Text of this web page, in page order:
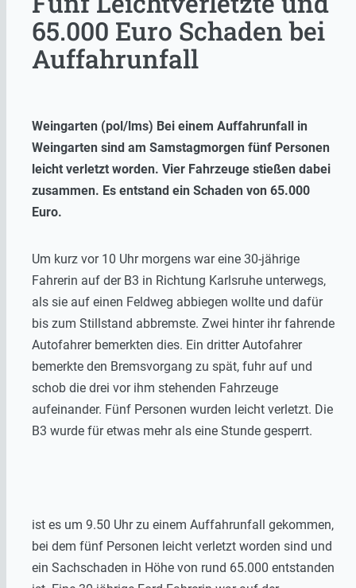
65.000 Euro Schaden bei
Auffahrunfall
Weingarten (pol/lms) Bei einem Auffahrunfall in
Weingarten sind am Samstagmorgen fünf Personen
leicht verletzt worden. Vier Fahrzeuge stießen dabei
zusammen. Es entstand ein Schaden von 65.000
Euro.
Um kurz vor 10 Uhr morgens war eine 30-jährige
Fahrerin auf der B3 in Richtung Karlsruhe unterwegs,
als sie auf einen Feldweg abbiegen wollte und dafür
bis zum Stillstand abbremste. Zwei hinter ihr fahrende
Autofahrer bemerkten dies. Ein dritter Autofahrer
bemerkte den Bremsvorgang zu spät, fuhr auf und
schob die drei vor ihm stehenden Fahrzeuge
aufeinander. Fünf Personen wurden leicht verletzt. Die
B3 wurde für etwas mehr als eine Stunde gesperrt.
ist es um 9.50 Uhr zu einem Auffahrunfall gekommen,
bei dem fünf Personen leicht verletzt worden sind und
ein Sachschaden in Höhe von rund 65.000 entstanden